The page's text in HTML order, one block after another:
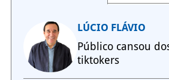
LÚCIO FLÁVIO
Público cansou
tiktokers